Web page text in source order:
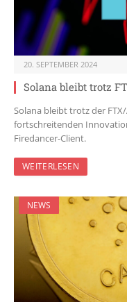
20. SEPTEMBER 2024
Solana bleibt trotz
Solana bleibt trotz der
fortschreitenden
Firedancer-Client.
WEITERLESEN
NEWS